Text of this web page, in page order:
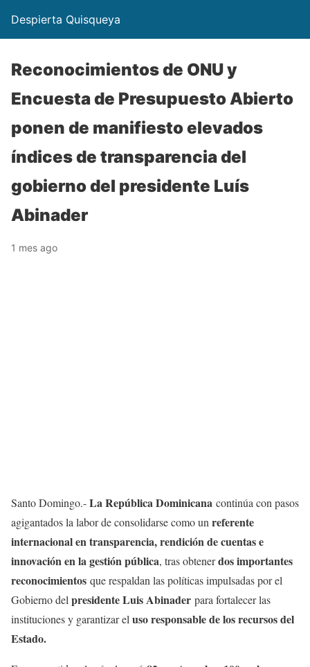
Despierta Quisqueya
Reconocimientos de ONU y
Encuesta de Presupuesto Abierto
ponen de manifiesto elevados
índices de transparencia del
gobierno del presidente Luís
Abinader
1 mes ago
Santo Domingo.-La República Dominicana continúa con pasos
agigantados la labor de consolidarse como un referente
internacional en transparencia, rendición de cuentas e
innovación en la gestión pública, tras obtenerdos importantes
reconocimientos que respaldan las políticas impulsadas por el
Gobierno del presidente Luis Abinader para fortalecer las
instituciones y garantizar el uso responsable de los recursos del
Estado.